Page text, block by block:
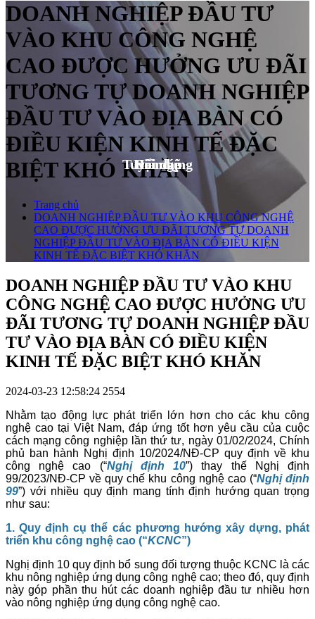
DOANH NGHIỆP ĐẦU TƯ
VÀO KHU CÔNG NGHỆ
CAO ĐƯỢC HƯỞNG ƯU ĐÃI
TƯƠNG TỰ DOANH NGHIỆP
ĐẦU TƯ VÀO ĐỊA BÀN CÓ
ĐIỀU KIỆN KINH TẾ ĐẶC
BIỆT KHÓ KHĂN
Trang chủ
DOANH NGHIỆP ĐẦU TƯ VÀO KHU CÔNG NGHỆ
CAO ĐƯỢC HƯỞNG ƯU ĐÃI TƯƠNG TỰ DOANH
NGHIỆP ĐẦU TƯ VÀO ĐỊA BÀN CÓ ĐIỀU KIỆN
KINH TẾ ĐẶC BIỆT KHÓ KHĂN
DOANH NGHIỆP ĐẦU TƯ VÀO KHU
CÔNG NGHỆ CAO ĐƯỢC HƯỞNG ƯU
ĐÃI TƯƠNG TỰ DOANH NGHIỆP ĐẦU
TƯ VÀO ĐỊA BÀN CÓ ĐIỀU KIỆN
KINH TẾ ĐẶC BIỆT KHÓ KHĂN
2024-03-23 12:58:24 2554
Nhằm tạo động lực phát triển lớn hơn cho các khu công
nghệ cao tại Việt Nam, đáp ứng tốt hơn yêu cầu của cuộc
cách mạng công nghiệp lần thứ tư, ngày 01/02/2024, Chính
phủ ban hành Nghị định 10/2024/NĐ-CP quy định về khu
công nghệ cao (“Nghị định 10”) thay thế Nghị định
99/2023/NĐ-CP về quy chế khu công nghệ cao (“Nghị định
99”) với nhiều quy định mang tính định hướng quan trọng
như sau:
1. Quy định cụ thể các phương hướng xây dựng, phát
triển khu công nghệ cao (“KCNC”)
Nghị định 10 quy định bổ sung đối tượng thuộc KCNC là các
khu nông nghiệp ứng dụng công nghệ cao; theo đó, quy định
này góp phần thu hút các doanh nghiệp đầu tư nhiều hơn
vào nông nghiệp ứng dụng công nghệ cao.
Liên hệ
Đội ngũ
Hỏi đáp
Tuyển dụng